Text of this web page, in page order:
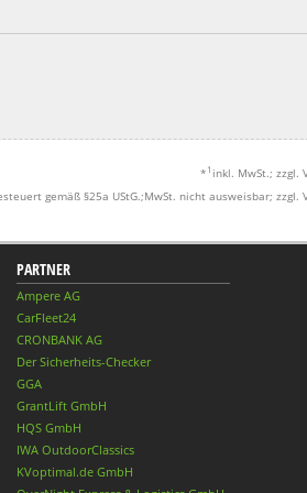
* 1 inkl. MwSt.; zzgl.
gemäß §25a UStG.;MwSt. nicht ausweisbar; zzgl.
PARTNER
Ampere AG
CarFleet24
CRONBANK AG
Der Sicherheits-Checker
GGA
GrantLift GmbH
HQS GmbH
IWA OutdoorClassics
KVoptimal.de GmbH